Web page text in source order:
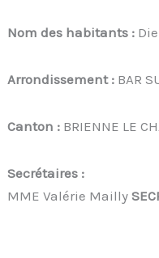
Nom des habitants :
Arrondissement : BAR
Canton : BRIENNE LE
Secrétaires :
MME Valérie Mailly